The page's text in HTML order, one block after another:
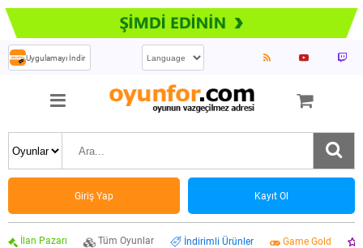
Uygulamayı İndir
Giriş Yap Kayıt Ol
İlan Pazarı Tüm Oyunlar İndirimli Ürünler Game Gold